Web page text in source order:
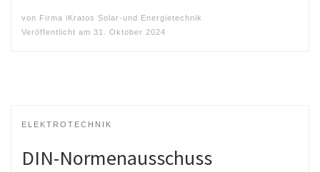
von Firma iKratos Solar-und Energietechnik
Veröffentlicht am 31. Oktober 2024
ELEKTROTECHNIK
DIN-Normenausschuss